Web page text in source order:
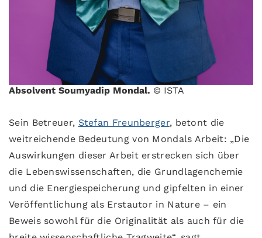
Absolvent Soumyadip Mondal. © ISTA
Sein Betreuer, Stefan Freunberger, betont die
weitreichende Bedeutung von Mondals Arbeit: „Die
Auswirkungen dieser Arbeit erstrecken sich über
die Lebenswissenschaften, die Grundlagenchemie
und die Energiespeicherung und gipfelten in einer
Veröffentlichung als Erstautor in Nature – ein
Beweis sowohl für die Originalität als auch für die